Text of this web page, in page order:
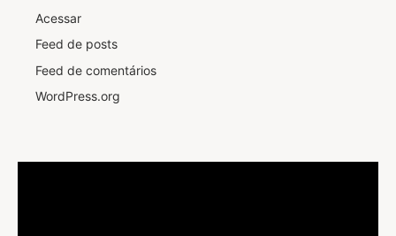
Acessar
Feed de posts
Feed de comentários
WordPress.org